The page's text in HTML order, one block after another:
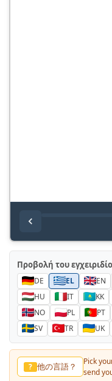
Προβολή του
DE
EL EN
HU
IT KK
NO
PL PT
SV
TR UK
? 他の言語？
Pick
send